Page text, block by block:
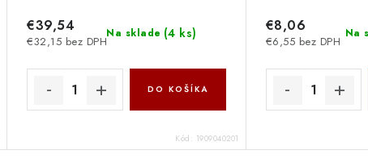
Na sklade (4 ks)
€32,15 bez DPH
€39,54
DO KOŠÍKA
Kód: 1909040201
Na
€6,55 bez DPH
€8,06